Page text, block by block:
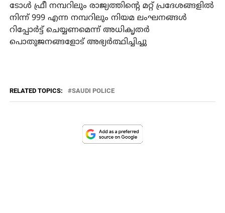
ടോള്‍ ഫ്രീ നമ്പറിലും രാജ്യത്തിന്റെ മറ്റ് പ്രദേശങ്ങളില്‍
നിന്ന് 999 എന്ന നമ്പറിലും നിയമ ലംഘനങ്ങള്‍
റിപ്പോര്‍ട്ട് ചെയ്യണമെന്ന് അധികൃതര്‍
പൊതുജനങ്ങളോട് അഭ്യര്‍ത്ഥിച്ചിച്ചു
RELATED TOPICS: SAUDI POLICE